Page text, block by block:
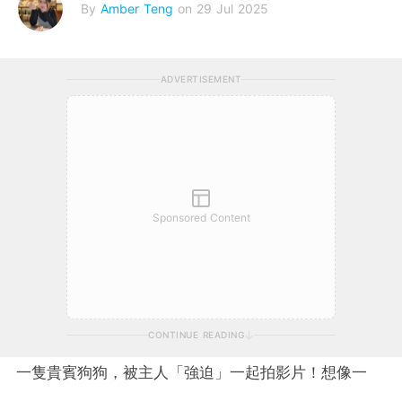
By Amber Teng on 29 Jul 2025
ADVERTISEMENT
Sponsored Content
CONTINUE READING
一隻貴賓狗狗，被主人「強迫」一起拍影片！想像一